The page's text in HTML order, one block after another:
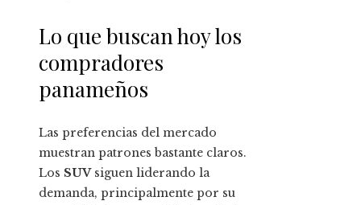
Lo que buscan hoy los
compradores
panameños
Las preferencias del mercado
muestran patrones bastante claros.
Los SUVsiguen liderando la
demanda, principalmente por su